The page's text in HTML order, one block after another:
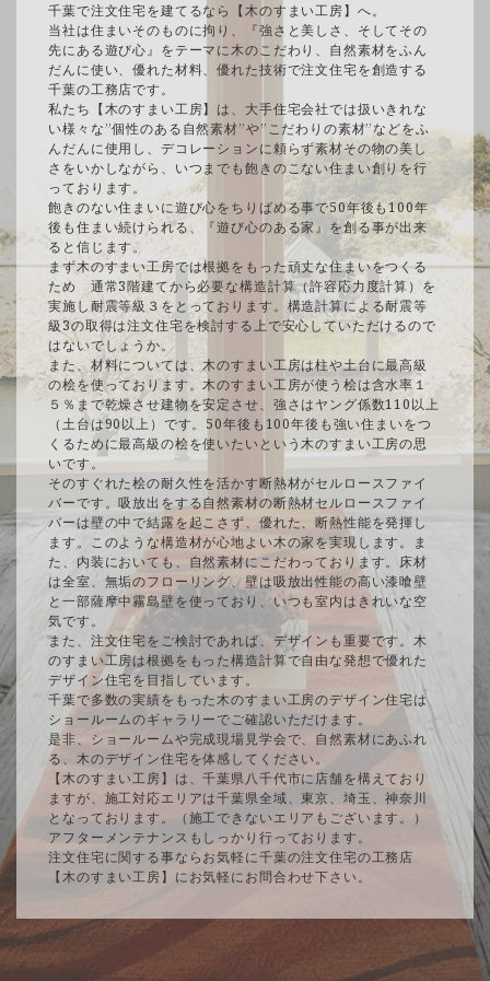
千葉で注文住宅を建てるなら【木のすまい工房】へ。
当社は住まいそのものに拘り、『強さと美しさ、そしてその
先にある遊び心』をテーマに木のこだわり、自然素材をふん
だんに使い、優れた材料、優れた技術で注文住宅を創造する
千葉の工務店です。
私たち【木のすまい工房】は、大手住宅会社では扱いきれな
い様々な”個性のある自然素材”や”こだわりの素材”などをふ
んだんに使用し、デコレーションに頼らず素材その物の美し
さをいかしながら、いつまでも飽きのこない住まい創りを行
っております。
飽きのない住まいに遊び心をちりばめる事で50年後も100年
後も住まい続けられる、『遊び心のある家』を創る事が出来
ると信じます。
まず木のすまい工房では根拠をもった頑丈な住まいをつくる
ため 通常3階建てから必要な構造計算（許容応力度計算）を
実施し耐震等級３をとっております。構造計算による耐震等
級3の取得は注文住宅を検討する上で安心していただけるので
はないでしょうか。
また、材料については、木のすまい工房は柱や土台に最高級
の桧を使っております。木のすまい工房が使う桧は含水率１
５％まで乾燥させ建物を安定させ、強さはヤング係数110以上
（土台は90以上）です。50年後も100年後も強い住まいをつ
くるために最高級の桧を使いたいという木のすまい工房の思
いです。
そのすぐれた桧の耐久性を活かす断熱材がセルロースファイ
バーです。吸放出をする自然素材の断熱材セルロースファイ
バーは壁の中で結露を起こさず、優れた、断熱性能を発揮し
ます。このような構造材が心地よい木の家を実現します。ま
た、内装においても、自然素材にこだわっております。床材
は全室、無垢のフローリング、壁は吸放出性能の高い漆喰壁
と一部薩摩中霧島壁を使っており、いつも室内はきれいな空
気です。
また、注文住宅をご検討であれば、デザインも重要です。木
のすまい工房は根拠をもった構造計算で自由な発想で優れた
デザイン住宅を目指しています。
千葉で多数の実績をもった木のすまい工房のデザイン住宅は
ショールームのギャラリーでご確認いただけます。
是非、ショールームや完成現場見学会で、自然素材にあふれ
る、木のデザイン住宅を体感してください。
【木のすまい工房】は、千葉県八千代市に店舗を構えており
ますが、施工対応エリアは千葉県全域、東京、埼玉、神奈川
となっております。（施工できないエリアもございます。）
アフターメンテナンスもしっかり行っております。
注文住宅に関する事ならお気軽に千葉の注文住宅の工務店
【木のすまい工房】にお気軽にお問合わせ下さい。